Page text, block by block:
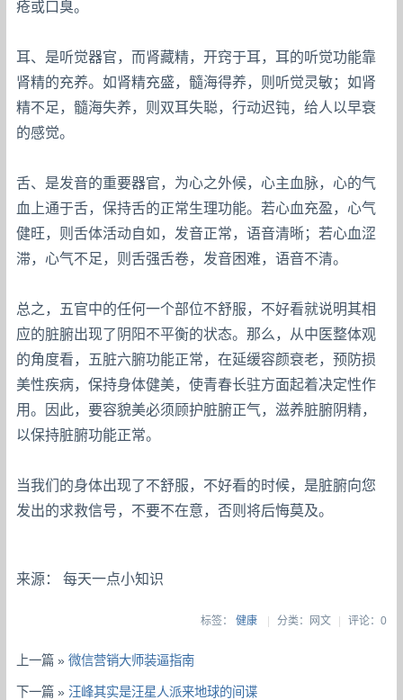
疮或口臭。
耳、是听觉器官，而肾藏精，开窍于耳，耳的听觉功能靠
肾精的充养。如肾精充盛，髓海得养，则听觉灵敏；如肾
精不足，髓海失养，则双耳失聪，行动迟钝，给人以早衰
的感觉。
舌、是发音的重要器官，为心之外候，心主血脉，心的气
血上通于舌，保持舌的正常生理功能。若心血充盈，心气
健旺，则舌体活动自如，发音正常，语音清晰；若心血涩
滞，心气不足，则舌强舌卷，发音困难，语音不清。
总之，五官中的任何一个部位不舒服，不好看就说明其相
应的脏腑出现了阴阳不平衡的状态。那么，从中医整体观
的角度看，五脏六腑功能正常，在延缓容颜衰老，预防损
美性疾病，保持身体健美，使青春长驻方面起着决定性作
用。因此，要容貌美必须顾护脏腑正气，滋养脏腑阴精，
以保持脏腑功能正常。
当我们的身体出现了不舒服，不好看的时候，是脏腑向您
发出的求救信号，不要不在意，否则将后悔莫及。
来源： 每天一点小知识
标签： 健康 | 分类：网文| 评论：0
上一篇 »微信营销大师装逼指南
下一篇 »汪峰其实是汪星人派来地球的间谍